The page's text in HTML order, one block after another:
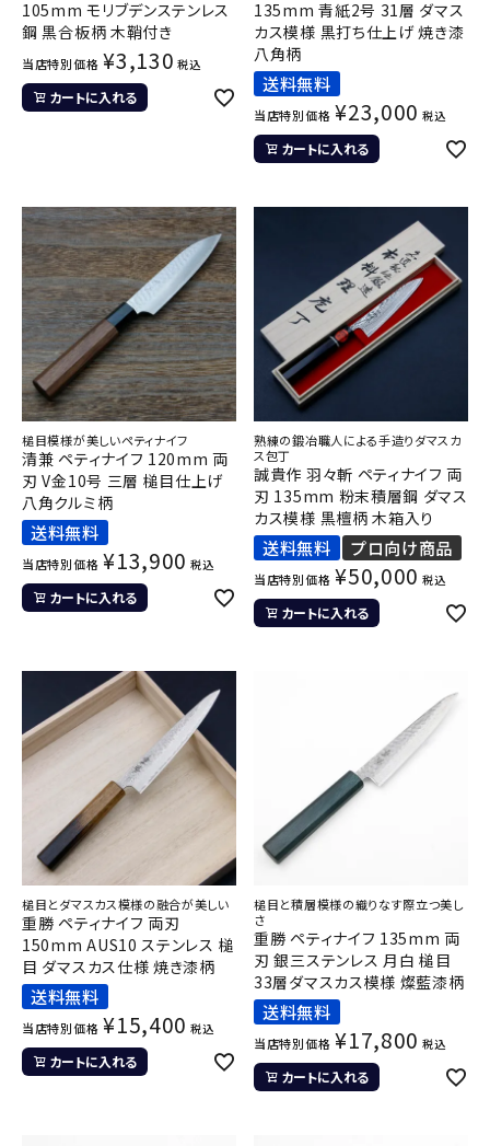
105mm モリブデンステンレス
鋼 黒合板柄 木鞘付き
当店特別価格 ¥3,130 税込
カートに入れる
135mm 青紙2号 31層 ダマス
カス模様 黒打ち仕上げ 焼き漆
八角柄
送料無料
当店特別価格 ¥23,000 税込
カートに入れる
槌目模様が美しいペティナイフ
清兼 ペティナイフ 120mm 両
刃 V金10号 三層 槌目仕上げ
八角クルミ柄
送料無料
当店特別価格 ¥13,900 税込
カートに入れる
熟練の鍛冶職人による手造りダマスカ
ス包丁
誠貴作 羽々斬 ペティナイフ 両
刃 135mm 粉末積層鋼 ダマス
カス模様 黒檀柄 木箱入り
送料無料 プロ向け商品
当店特別価格 ¥50,000 税込
カートに入れる
槌目とダマスカス模様の融合が美しい
重勝 ペティナイフ 両刃
150mm AUS10 ステンレス 槌
目 ダマスカス仕様 焼き漆柄
送料無料
当店特別価格 ¥15,400 税込
カートに入れる
槌目と積層模様の織りなす際立つ美し
さ
重勝 ペティナイフ 135mm 両
刃 銀三ステンレス 月白 槌目
33層ダマスカス模様 燦藍漆柄
送料無料
当店特別価格 ¥17,800 税込
カートに入れる